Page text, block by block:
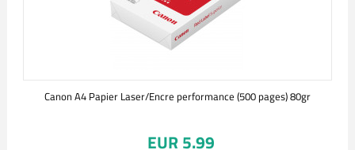
Canon A4 Papier Laser/Encre performance (500 pages) 80gr
EUR 5.99